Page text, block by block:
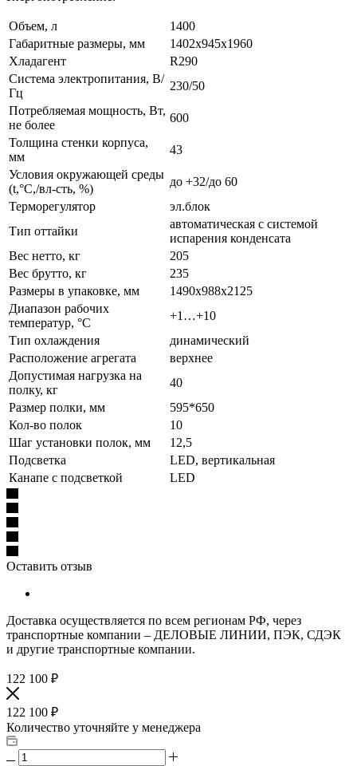
Объем, л
1400
Габаритные размеры, мм
1402х945х1960
Хладагент
R290
Система электропитания, В/
Гц
230/50
Потребляемая мощность, Вт,
не более
600
Толщина стенки корпуса,
мм
43
Условия окружающей среды
(t,°C,/вл-сть, %)
до +32/до 60
Терморегулятор
эл.блок
Тип оттайки
автоматическая с системой
испарения конденсата
Вес нетто, кг
205
Вес брутто, кг
235
Размеры в упаковке, мм
1490х988х2125
Диапазон рабочих
температур, °C
+1…+10
Тип охлаждения
динамический
Расположение агрегата
верхнее
Допустимая нагрузка на
полку, кг
40
Размер полки, мм
595*650
Кол-во полок
10
Шаг установки полок, мм
12,5
Подсветка
LED, вертикальная
Канапе с подсветкой
LED
Оставить отзыв
Доставка осуществляется по всем регионам РФ, через
транспортные компании – ДЕЛОВЫЕ ЛИНИИ, ПЭК, СДЭК
и другие транспортные компании.
122 100 ₽
122 100 ₽
Количество уточняйте у менеджера